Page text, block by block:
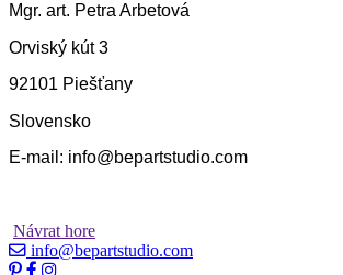
Mgr. art. Petra Arbetová
Orviský kút 3
92101 Piešťany
Slovensko
E-mail: info@bepartstudio.com
Návrat hore
info@bepartstudio.com